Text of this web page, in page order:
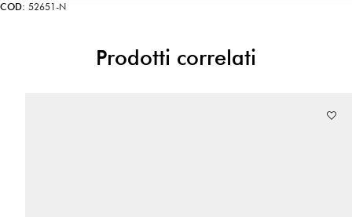
COD: 52651-N
Prodotti correlati